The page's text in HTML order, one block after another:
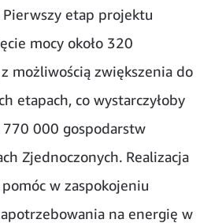
etap projektu
mocy około 320
możliwością zwiększenia do
etapach, co wystarczyłoby
000 gospodarstw
Zjednoczonych. Realizacja
w zaspokojeniu
na energię w